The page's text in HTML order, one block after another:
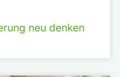
neu denken